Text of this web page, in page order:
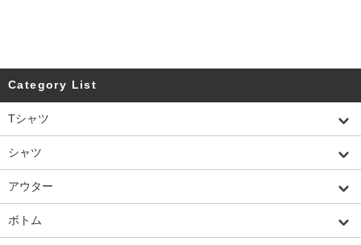
Category List
Tシャツ
シャツ
アウター
ボトム